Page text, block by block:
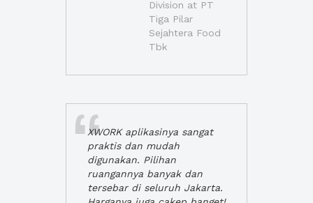
Division at PT
Tiga Pilar
Sejahtera Food
Tbk
XWORK aplikasinya sangat
praktis dan mudah
digunakan. Pilihan
ruangannya banyak dan
tersebar di seluruh Jakarta.